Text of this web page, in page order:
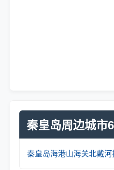
秦皇岛周边城市
秦皇岛海港山海关北戴河